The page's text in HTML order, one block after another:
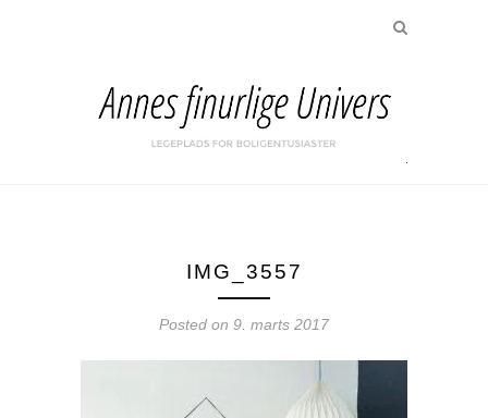
IMG_3557
Posted on 9. marts 2017